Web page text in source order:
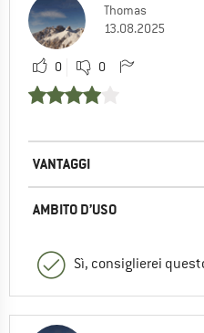
Thomas
13.08.2025
0 0
VANTAGGI
AMBITO D’USO
Sì, consiglierei